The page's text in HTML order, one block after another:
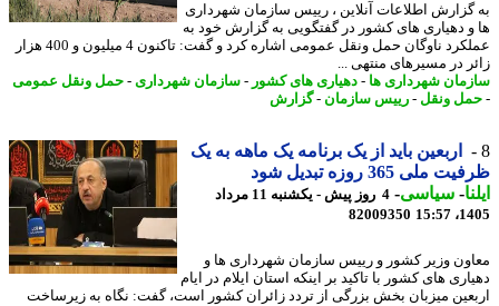
اطلاعات آنلاین ، رییس سازمان شهرداری
دهیاری های کشور در گفتگویی به گزارش خود به
عملکرد ناوگان حمل ونقل عمومی اشاره کرد و گفت: تاکنون 4 میلیون و 400 هزار
در مسیرهای منتهی ...
شهرداری ها - دهیاری های کشور-سازمان شهرداری- حمل ونقل عمومی
ونقل-رییس سازمان -گزارش
اربعین باید از یک برنامه یک ماهه به یک
365 روزه تبدیل شود
-سیاسی-
4 روز پیش - یکشنبه 11 مرداد
82009350
وزیر کشور و رییس سازمان شهرداری ها و
های کشور با تاکید بر اینکه استان ایلام در ایام
میزبان بخش بزرگی از تردد زائران کشور است، گفت: نگاه به زیرساخت